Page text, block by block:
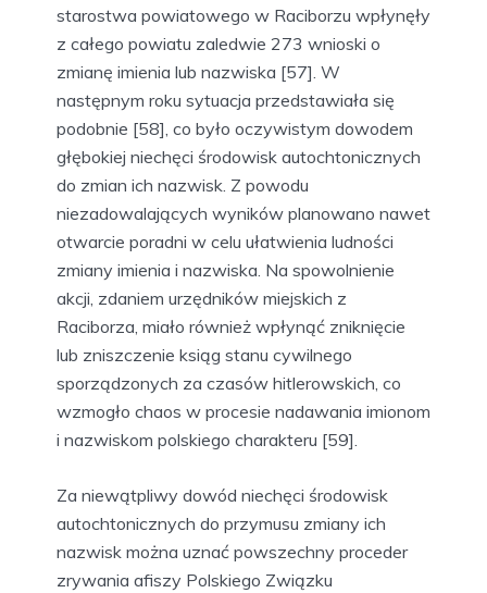
starostwa powiatowego w Raciborzu wpłynęły
z całego powiatu zaledwie 273 wnioski o
zmianę imienia lub nazwiska [57]. W
następnym roku sytuacja przedstawiała się
podobnie [58], co było oczywistym dowodem
głębokiej niechęci środowisk autochtonicznych
do zmian ich nazwisk. Z powodu
niezadowalających wyników planowano nawet
otwarcie poradni w celu ułatwienia ludności
zmiany imienia i nazwiska. Na spowolnienie
akcji, zdaniem urzędników miejskich z
Raciborza, miało również wpłynąć zniknięcie
lub zniszczenie ksiąg stanu cywilnego
sporządzonych za czasów hitlerowskich, co
wzmogło chaos w procesie nadawania imionom
i nazwiskom polskiego charakteru [59].
Za niewątpliwy dowód niechęci środowisk
autochtonicznych do przymusu zmiany ich
nazwisk można uznać powszechny proceder
zrywania afiszy Polskiego Związku